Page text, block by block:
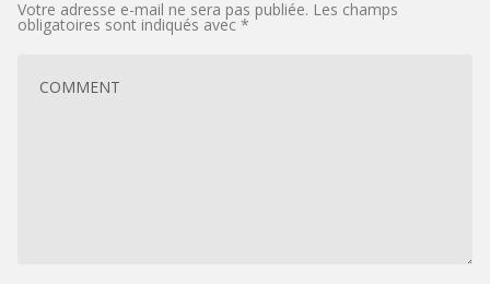
Votre adresse e-mail ne sera pas publiée. Les champs
obligatoires sont indiqués avec *